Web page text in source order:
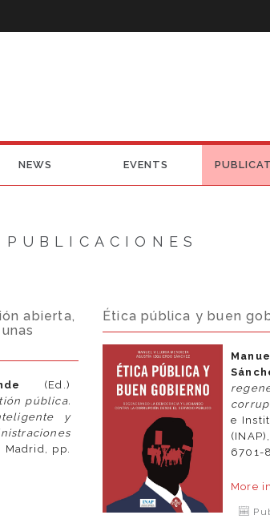
NEWS EVENTS
PUBLICACIONES
abierta,
(Ed.)
pública.
y
Madrid, pp.
Ética pública y buen
e
6701-8.
More